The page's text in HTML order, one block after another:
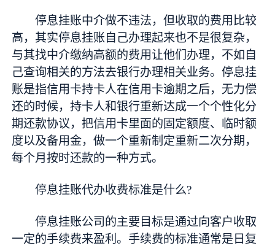
停息挂账中介做不违法，但收取的费用比较
高，其实停息挂账自己办理起来也不是很复杂，
与其找中介缴纳高额的费用让他们办理，不如自
己查询相关的方法去银行办理相关业务。停息挂
账是指信用卡持卡人在信用卡逾期之后，无力偿
还的时候，持卡人和银行重新达成一个个性化分
期还款协议，把信用卡里面的固定额度、临时额
度以及备用金，做一个重新制定重新二次分期，
每个月按时还款的一种方式。
停息挂账代办收费标准是什么?
停息挂账公司的主要目标是通过向客户收取
一定的手续费来盈利。手续费的标准通常是日复